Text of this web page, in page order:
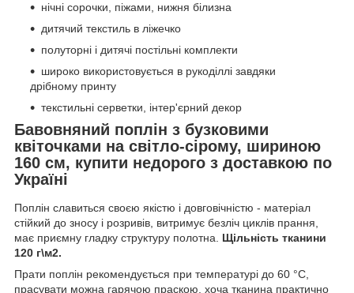
нічні сорочки, піжами, нижня білизна
дитячий текстиль в ліжечко
полуторні і дитячі постільні комплекти
широко використовується в рукоділлі завдяки
дрібному принту
текстильні серветки, інтер'єрний декор
Бавовняний поплін з бузковими
квіточками на світло-сірому, шириною
160 см, купити недорого з доставкою по
Україні
Поплін славиться своєю якістю і довговічністю - матеріал
стійкий до зносу і розривів, витримує безліч циклів прання,
має приємну гладку структуру полотна. Щільність тканини
120 г\м2.
Прати поплін рекомендується при температурі до 60 °С,
прасувати можна гарячою праскою, хоча тканина практично